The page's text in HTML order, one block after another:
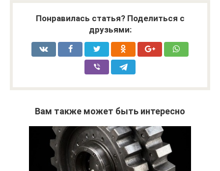
Понравилась статья? Поделиться с
друзьями:
Вам также может быть интересно